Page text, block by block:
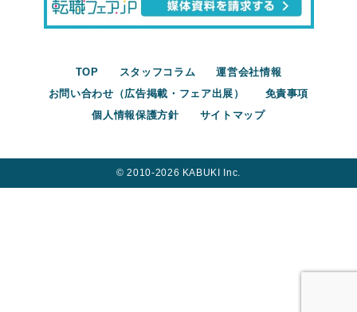
TOP スタッフコラム
運営会社情報
お問い合わせ（広告掲載・フェア出展）
免責事項
個人情報保護方針
サイトマップ
©︎ 2010-2026 KABUKI Inc.